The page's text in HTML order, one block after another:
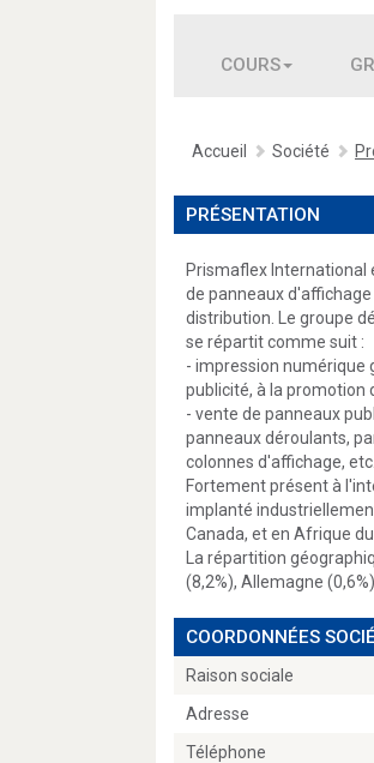
COURS
Accueil Société
PRÉSENTATION
Prismaflex International
de panneaux
distribution. Le groupe
se répartit comme suit :
- impression numérique
publicité, à la promotion
- vente de panneaux
panneaux déroulants,
colonnes d'affichage, etc.
Fortement présent à
implanté
Canada, et en Afrique
La répartition
(8,2%), Allemagne
COORDONNÉES
Raison sociale
Adresse
Téléphone